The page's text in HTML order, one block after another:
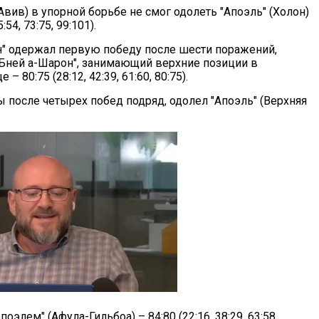
в упорной борьбе не смог одолеть "Апоэль" (Холон)
73:75, 99:101).
одержал первую победу после шести поражений,
а-Шарон", занимающий верхние позиции в
– 80:75 (28:12, 42:39, 61:60, 80:75).
четырех побед подряд, одолел "Апоэль" (Верхняя